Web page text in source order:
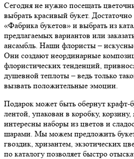
Сегодня не нужно посещать
выбрать красивый букет. Достаточно
«Фабрика букетов» и выбрать из
предлагаемых вариантов или
ансамбль. Наши флористы – искусные
Они создают неординарные
флористических тенденций,
душевной теплоты – ведь только
вызвать положительные эмоции.
Подарок может быть обернут крафт-
лентой, упакован в коробку,
интересны наборы из цветов и
шарами. Мы можем предложить
гвоздик, хризантем, экзотических
по каталогу позволяет быстро